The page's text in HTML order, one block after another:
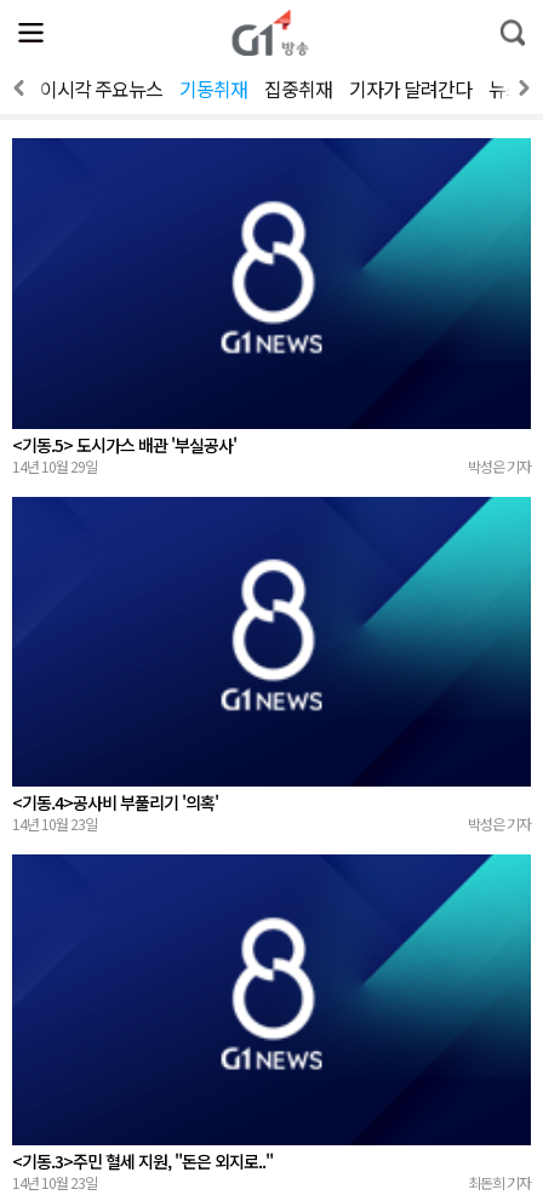
전
체
뉴
열
통
합
색
기 이시각 주요뉴스 기동취재 집중취재 기자가 달려간다 뉴스人
<기동.5> 도시가스 배관 '부실공사'
14년 10월 29일 박성은 기자
<기동.4>공사비 부풀리기 '의혹'
14년 10월 23일 박성은 기자
<기동.3>주민 혈세 지원, "돈은 외지로.."
14년 10월 23일 최돈희 기자